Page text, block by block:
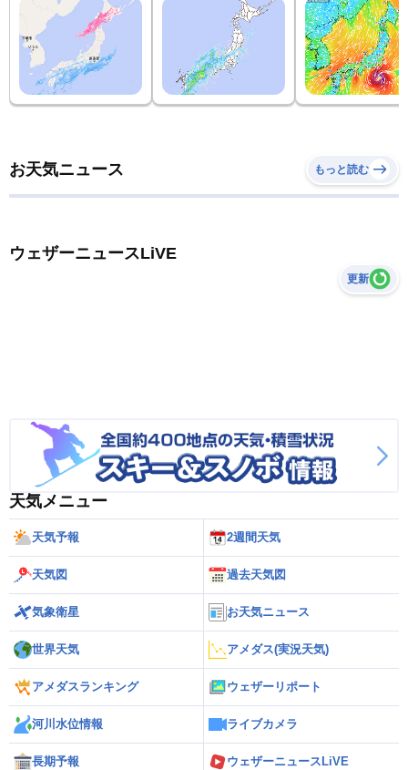
お天気ニュース もっと読む
ウェザーニュースLiVE
更新
天気メニュー
天気予報 2週間天気
天気図 過去天気図
気象衛星 お天気ニュース
世界天気 アメダス(実況天気)
アメダスランキング ウェザーリポート
河川水位情報 ライブカメラ
長期予報 ウェザーニュースLiVE